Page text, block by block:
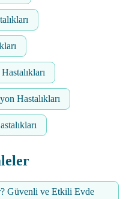
Hastalıkları
Güvenli ve Etkili Evde